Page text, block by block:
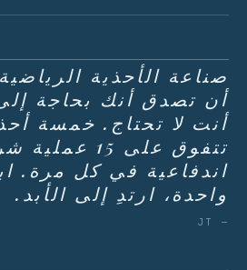
صناعة الأحذية
أنت لا تحتاج. خمسة
تتفوق على 15
اندفاعية في كل مرة.
واحدة، ارتدِ إلى الأبد.
— JT